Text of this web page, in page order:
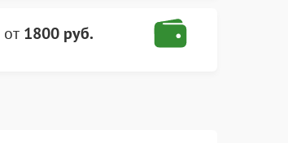
от 1800 руб.